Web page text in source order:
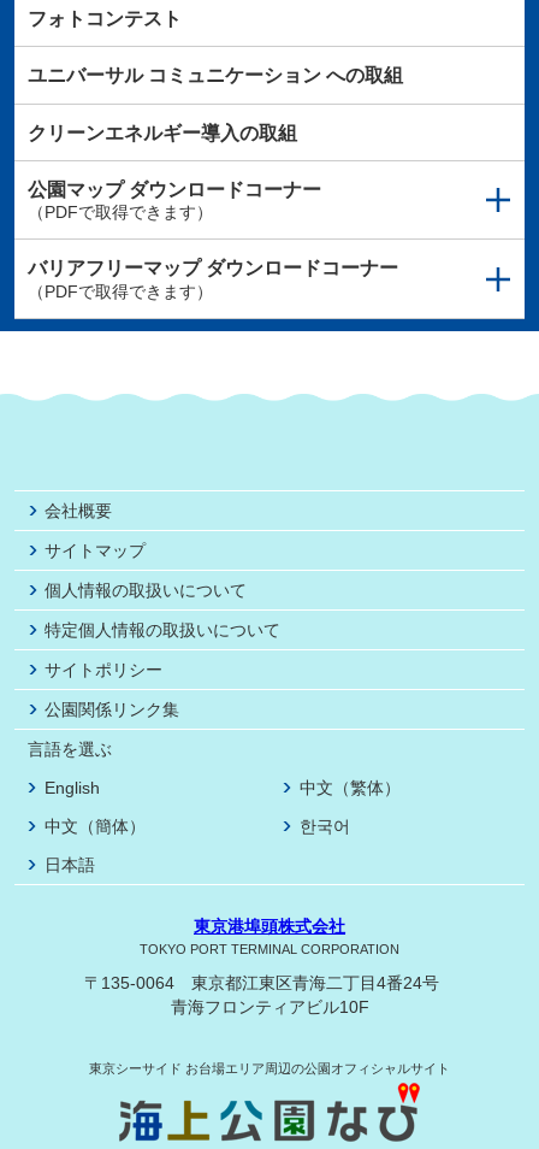
フォトコンテスト
ユニバーサルコミュニケーションへの取組
クリーンエネルギー導入の取組
公園マップダウンロードコーナー
（PDFで取得できます）
バリアフリーマップダウンロードコーナー
（PDFで取得できます）
会社概要
サイトマップ
個人情報の取扱いについて
特定個人情報の取扱いについて
サイトポリシー
公園関係リンク集
言語を選ぶ
English
中文（繁体）
中文（簡体）
한국어
日本語
東京港埠頭株式会社
TOKYO PORT TERMINAL CORPORATION
〒135-0064 東京都江東区青海二丁目4番24号
青海フロンティアビル10F
東京シーサイド お台場エリア周辺の公園オフィシャルサイト